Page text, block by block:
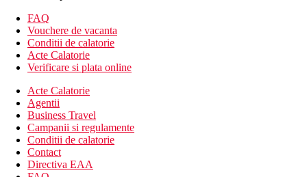
seif (gratuit)
balcon sau terasa
Cazare contra cost
Camera cu vedere laterala la ocean
Descrierea hotelului
hol de intrare cu receptie
restaurantul principal
3 restaurante (asiatic, italian, friptura)
5 baruri (lobby bar, lounge bar, sport bar, pool bar, swim-
FAQ
Vouchere de vacanta
Conditii de calatorie
Acte Calatorie
Verificare si plata online
Acte Calatorie
Agentii
Business Travel
Campanii si regulamente
Conditii de calatorie
Contact
Directiva EAA